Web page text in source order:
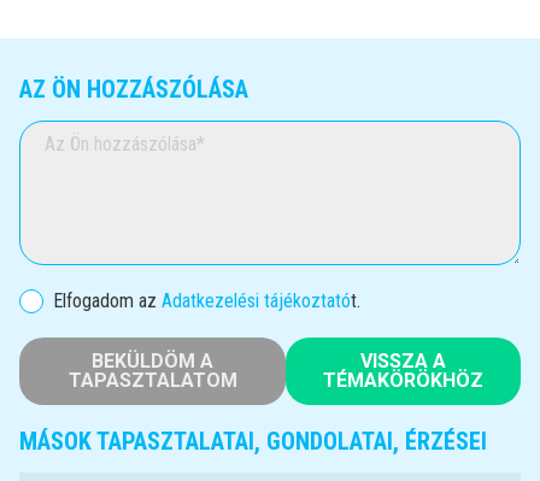
AZ ÖN HOZZÁSZÓLÁSA
Az Ön hozzászólása
Elfogadom az Adatkezelési tájékoztatót.
BEKÜLDÖM A
TAPASZTALATOM
VISSZA A
TÉMAKÖRÖKHÖZ
MÁSOK TAPASZTALATAI, GONDOLATAI, ÉRZÉSEI